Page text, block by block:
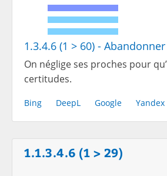
1.3.4.6 (1 > 60) -
On néglige ses proches pour
certitudes.
Bing DeepL Google Yandex
1.1.3.4.6 (1 > 29)